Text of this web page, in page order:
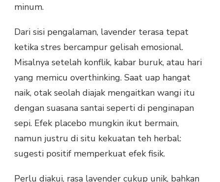
minum.
Dari sisi pengalaman, lavender terasa tepat
ketika stres bercampur gelisah emosional.
Misalnya setelah konflik, kabar buruk, atau hari
yang memicu overthinking. Saat uap hangat
naik, otak seolah diajak mengaitkan wangi itu
dengan suasana santai seperti di penginapan
sepi. Efek placebo mungkin ikut bermain,
namun justru di situ kekuatan teh herbal:
sugesti positif memperkuat efek fisik.
Perlu diakui, rasa lavender cukup unik, bahkan